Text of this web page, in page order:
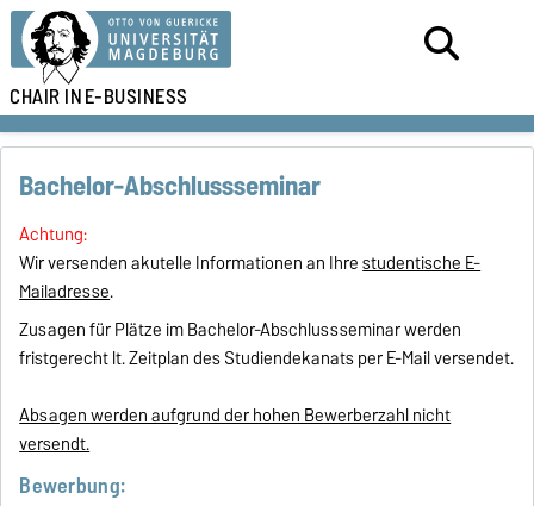
CHAIR INE-BUSINESS
Bachelor-Abschlussseminar
Achtung:
Wir versenden akutelle Informationen an Ihrestudentische E-
Mailadresse.
Zusagen für Plätze im Bachelor-Abschlussseminar werden
fristgerecht lt. Zeitplan des Studiendekanats per E-Mail versendet.
Absagen werden aufgrund der hohen Bewerberzahl nicht
versendt.
Bewerbung: